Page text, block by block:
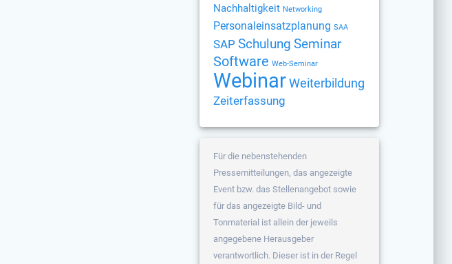
Nachhaltigkeit Networking
Personaleinsatzplanung SAA
SAP Schulung Seminar
Software Web-Seminar
Webinar Weiterbildung
Zeiterfassung
Für die nebenstehenden
Pressemitteilungen, das angezeigte
Event bzw. das Stellenangebot sowie
für das angezeigte Bild- und
Tonmaterial ist allein der jeweils
angegebene Herausgeber
verantwortlich. Dieser ist in der Regel